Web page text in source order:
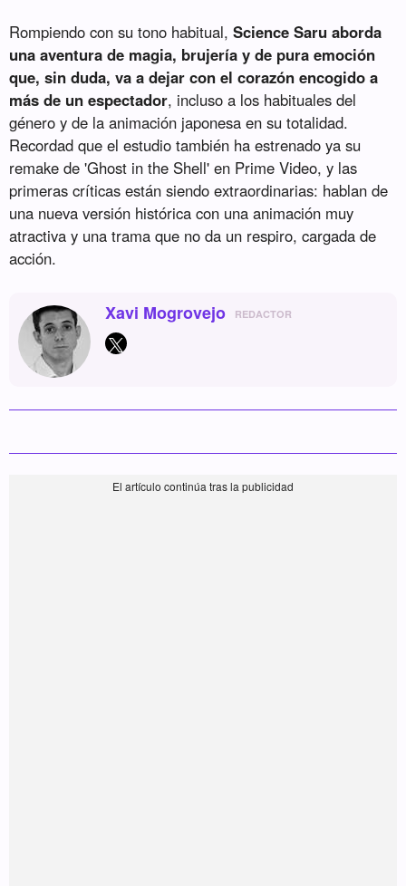
Rompiendo con su tono habitual,Science Saru aborda
una aventura de magia, brujería y de pura emoción
que, sin duda, va a dejar con el corazón encogido a
más de un espectador, incluso a los habituales del
género y de la animación japonesa en su totalidad.
Recordad que el estudio también ha estrenado ya su
remake de 'Ghost in the Shell' en Prime Video, y las
primeras críticas están siendo extraordinarias: hablan de
una nueva versión histórica con una animación muy
atractiva y una trama que no da un respiro, cargada de
acción.
Xavi Mogrovejo REDACTOR